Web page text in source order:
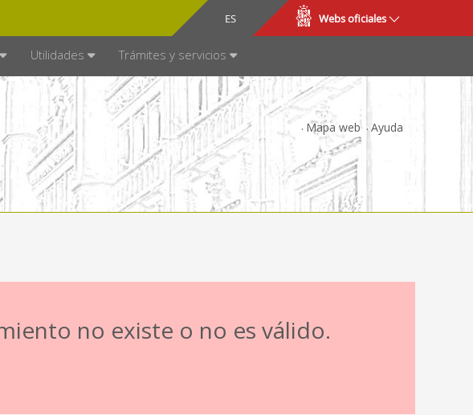
ES
CA Webs oficiales
Utilidades Trámites y servicios
Mapa web Ayuda
no existe o no es válido.